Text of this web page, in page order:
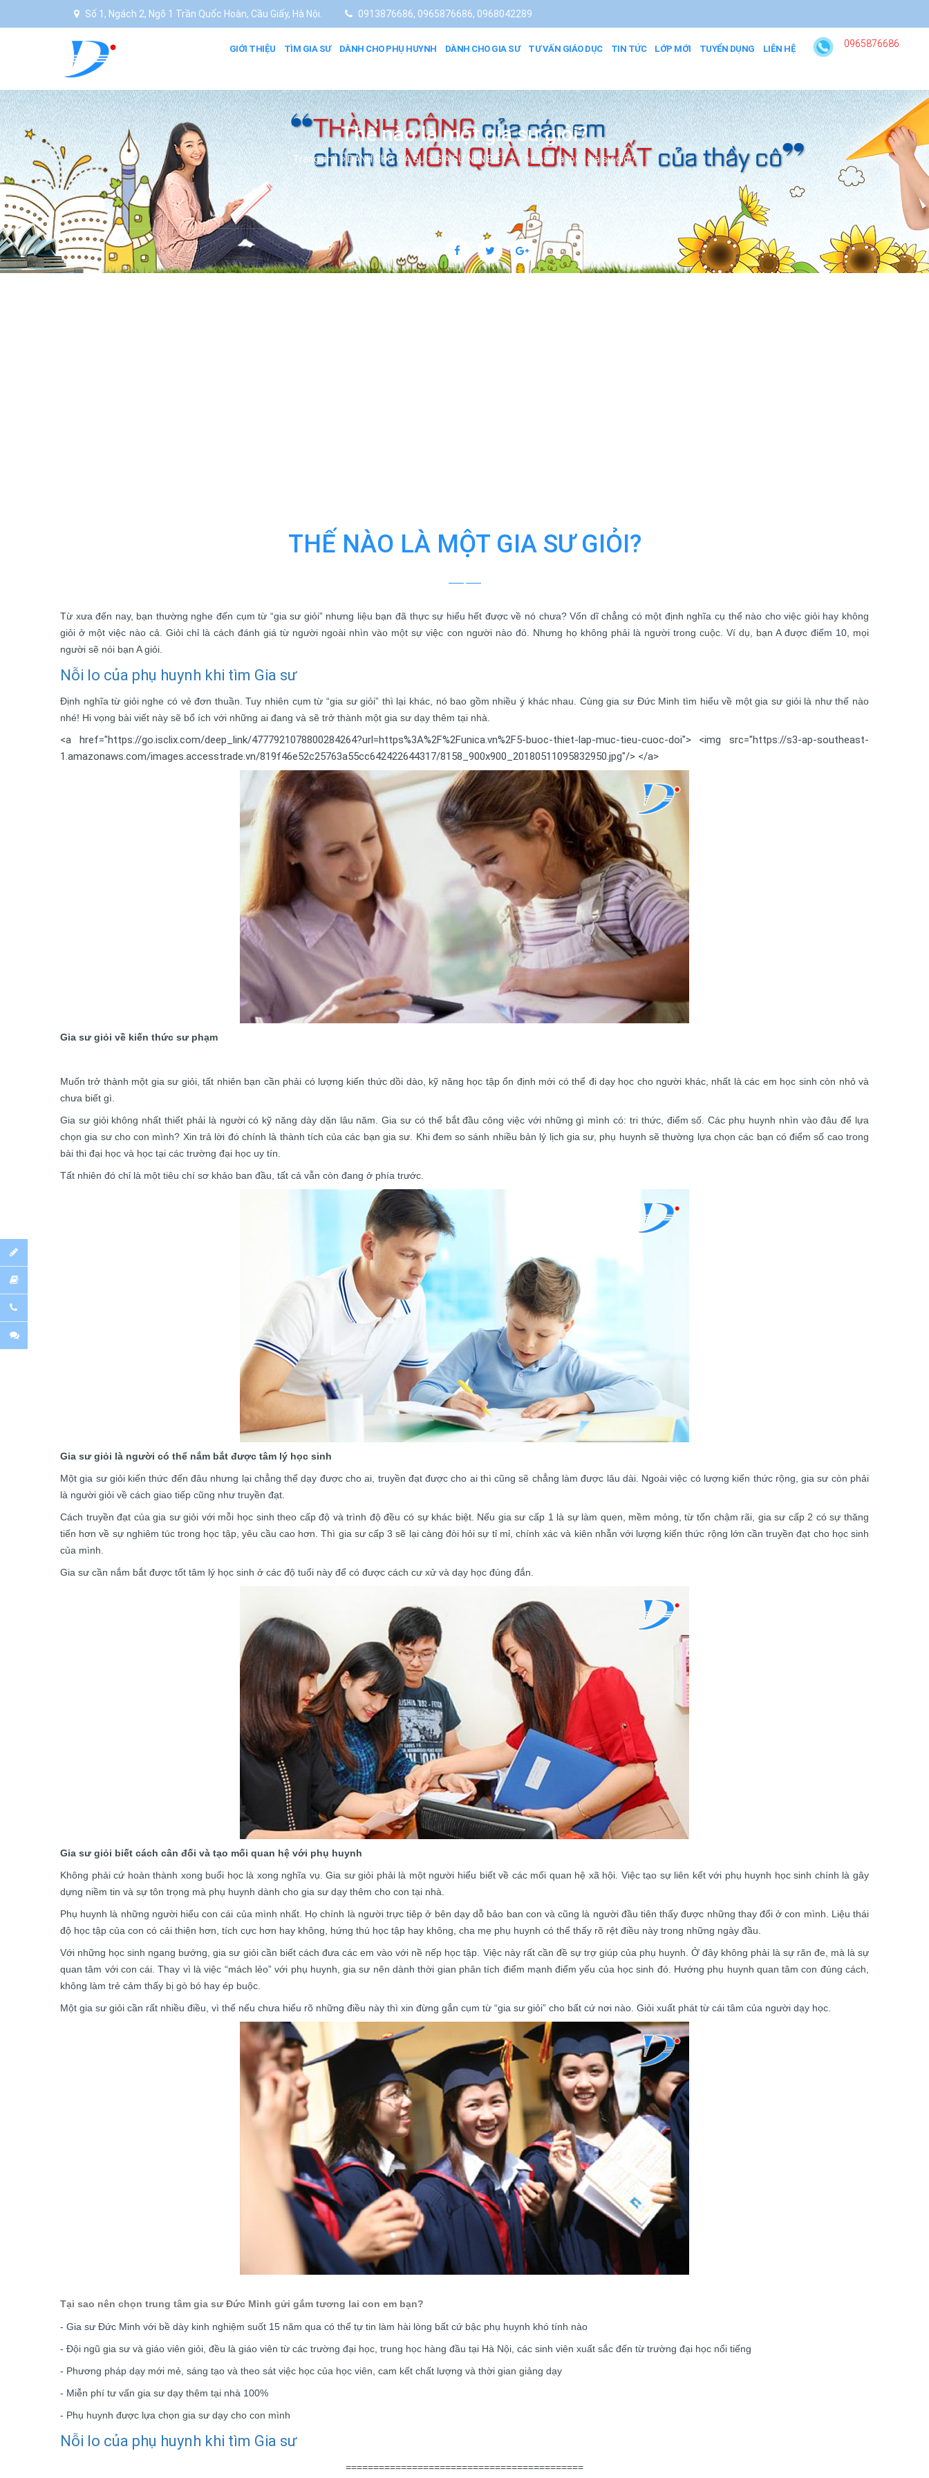
Số 1, Ngách 2, Ngõ 1 Trần Quốc Hoàn, Cầu Giấy, Hà Nội. 0913876686, 0965876686, 0968042289
GIỚI THIỆU TÌM GIA SƯ DÀNH CHO PHỤ HUYNH DÀNH CHO GIA SƯ TƯ VẤN GIÁO DỤC TIN TỨC LỚP MỚI TUYỂN DỤNG LIÊN HỆ 0965876686
Thế nào là một gia sư giỏi?
Trang chủ DÀNH CHO GIA SƯ GIA SƯ NÊN BIẾT Thế nào là một gia sư giỏi?
THẾ NÀO LÀ MỘT GIA SƯ GIỎI?
Từ xưa đến nay, bạn thường nghe đến cụm từ “gia sư giỏi” nhưng liệu bạn đã thực sự hiểu hết được về nó chưa? Vốn dĩ chẳng có một định nghĩa cụ thể nào cho việc giỏi hay không
giỏi ở một việc nào cả. Giỏi chỉ là cách đánh giá từ người ngoài nhìn vào một sự việc con người nào đó. Nhưng họ không phải là người trong cuộc. Ví dụ, bạn A được điểm 10, mọi
người sẽ nói bạn A giỏi.
Nỗi lo của phụ huynh khi tìm Gia sư
Định nghĩa từ giỏi nghe có vẻ đơn thuần. Tuy nhiên cụm từ “gia sư giỏi” thì lại khác, nó bao gồm nhiều ý khác nhau. Cùng gia sư Đức Minh tìm hiểu về một gia sư giỏi là như thế nào
nhé! Hi vọng bài viết này sẽ bổ ích với những ai đang và sẽ trở thành một gia sư dạy thêm tại nhà.
<a href="https://go.isclix.com/deep_link/4777921078800284264?url=https%3A%2F%2Funica.vn%2F5-buoc-thiet-lap-muc-tieu-cuoc-doi"> <img src="https://s3-ap-southeast-
1.amazonaws.com/images.accesstrade.vn/819f46e52c25763a55cc642422644317/8158_900x900_20180511095832950.jpg"/> </a>
Gia sư giỏi về kiến thức sư phạm
Muốn trở thành một gia sư giỏi, tất nhiên bạn cần phải có lượng kiến thức dồi dào, kỹ năng học tập ổn định mới có thể đi dạy học cho người khác, nhất là các em học sinh còn nhỏ và
chưa biết gì.
Gia sư giỏi không nhất thiết phải là người có kỹ năng dày dặn lâu năm. Gia sư có thể bắt đầu công việc với những gì mình có: tri thức, điểm số. Các phụ huynh nhìn vào đâu để lựa
chọn gia sư cho con mình? Xin trả lời đó chính là thành tích của các bạn gia sư. Khi đem so sánh nhiều bản lý lịch gia sư, phụ huynh sẽ thường lựa chọn các bạn có điểm số cao trong
bài thi đại học và học tại các trường đại học uy tín.
Tất nhiên đó chỉ là một tiêu chí sơ khảo ban đầu, tất cả vẫn còn đang ở phía trước.
Gia sư giỏi là người có thể nắm bắt được tâm lý học sinh
Một gia sư giỏi kiến thức đến đâu nhưng lại chẳng thể dạy được cho ai, truyền đạt được cho ai thì cũng sẽ chẳng làm được lâu dài. Ngoài việc có lượng kiến thức rộng, gia sư còn phải
là người giỏi về cách giao tiếp cũng như truyền đạt.
Cách truyền đạt của gia sư giỏi với mỗi học sinh theo cấp độ và trình độ đều có sự khác biệt. Nếu gia sư cấp 1 là sự làm quen, mềm mỏng, từ tốn chậm rãi, gia sư cấp 2 có sự thăng
tiến hơn về sự nghiêm túc trong học tập, yêu cầu cao hơn. Thì gia sư cấp 3 sẽ lại càng đòi hỏi sự tỉ mỉ, chính xác và kiên nhẫn với lượng kiến thức rộng lớn cần truyền đạt cho học sinh
của mình.
Gia sư cần nắm bắt được tốt tâm lý học sinh ở các độ tuổi này để có được cách cư xử và dạy học đúng đắn.
Gia sư giỏi biết cách cân đối và tạo mối quan hệ với phụ huynh
Không phải cứ hoàn thành xong buổi học là xong nghĩa vụ. Gia sư giỏi phải là một người hiểu biết về các mối quan hệ xã hội. Việc tạo sự liên kết với phụ huynh học sinh chính là gây
dựng niềm tin và sự tôn trọng mà phụ huynh dành cho gia sư dạy thêm cho con tại nhà.
Phụ huynh là những người hiểu con cái của mình nhất. Họ chính là người trực tiêp ở bên dạy dỗ bảo ban con và cũng là người đầu tiên thấy được những thay đổi ở con mình. Liệu thái
độ học tập của con có cải thiện hơn, tích cực hơn hay không, hứng thú học tập hay không, cha mẹ phụ huynh có thể thấy rõ rệt điều này trong những ngày đầu.
Với những học sinh ngang bướng, gia sư giỏi cần biết cách đưa các em vào với nề nếp học tập. Việc này rất cần đề sự trợ giúp của phụ huynh. Ở đây không phải là sự răn đe, mà là sự
quan tâm với con cái. Thay vì là việc “mách lẻo” với phụ huynh, gia sư nên dành thời gian phân tích điểm mạnh điểm yếu của học sinh đó. Hướng phụ huynh quan tâm con đúng cách,
không làm trẻ cảm thấy bị gò bó hay ép buộc.
Một gia sư giỏi cần rất nhiều điều, vì thế nếu chưa hiểu rõ những điều này thì xin đừng gắn cụm từ “gia sư giỏi” cho bất cứ nơi nào. Giỏi xuất phát từ cái tâm của người dạy học.
Tại sao nên chọn trung tâm gia sư Đức Minh gửi gắm tương lai con em bạn?
- Gia sư Đức Minh với bề dày kinh nghiệm suốt 15 năm qua có thể tự tin làm hài lòng bất cứ bậc phụ huynh khó tính nào
- Đội ngũ gia sư và giáo viên giỏi, đều là giáo viên từ các trường đại học, trung học hàng đầu tại Hà Nội, các sinh viên xuất sắc đến từ trường đại học nổi tiếng
- Phương pháp dạy mới mẻ, sáng tạo và theo sát việc học của học viên, cam kết chất lượng và thời gian giảng dạy
- Miễn phí tư vấn gia sư dạy thêm tại nhà 100%
- Phụ huynh được lựa chọn gia sư dạy cho con mình
Nỗi lo của phụ huynh khi tìm Gia sư
===========================================